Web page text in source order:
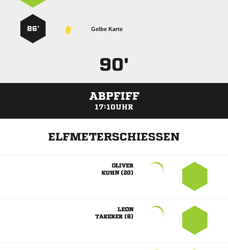
Gelbe Karte
86’
90'
ABPFIFF
17:10UHR
ELFMETERSCHIESSEN

 

 